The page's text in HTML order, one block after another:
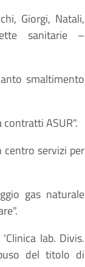
Giorgi, Natali,
sanitarie –
smaltimento
ASUR".
centro servizi per
gas naturale
lab. Divis.
del titolo di